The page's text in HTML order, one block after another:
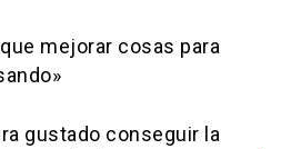
mejorar cosas para
gustado conseguir la